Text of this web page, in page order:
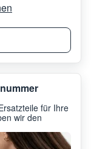
für Ihre
wir den